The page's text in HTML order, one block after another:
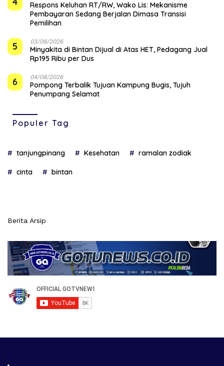
‎Respons Keluhan RT/RW, Wako Lis: Mekanisme
Pembayaran Sedang Berjalan Dimasa Transisi
Pemilihan
5 03/08/2026
Minyakita di Bintan Dijual di Atas HET, Pedagang Jual
Rp195 Ribu per Dus
6 04/08/2026
Pompong Terbalik Tujuan Kampung Bugis, Tujuh
Penumpang Selamat
Populer Tag
tanjungpinang Kesehatan ramalan zodiak
cinta bintan
Berita Arsip